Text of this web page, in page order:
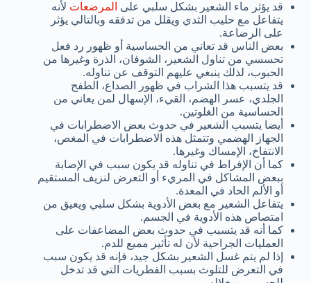
قد يؤثر ماء الشعير بشكل سلبي على المرضعات لأنه
يتفاعل مع حليب الثدي ويقلل من تدفقه وبالتالي يؤثر
على الرضاعة.
بعض الناس قد تعاني من الحساسية أو ظهور رد فعل
تحسسي من تناول الشعير، الشوفان، الذرة وغيرها من
الحبوب، لذلك ينبغي عليهم التوقف عن تناوله.
قد يتسبب هذا الشراب في ظهور الصداع، الطفح
الجلدي، عسر الهضم، القيء، الإسهال لمن يعاني من
الحساسية من الغلوتين.
أيضا يتسبب الشعير في حدوث بعض الاضطرابات في
الجهاز الهضمي وتتمثل هذه الاضطرابات في المغص،
الانتفاخ، الإمساك وغيرها.
كما أن الإفراط في تناوله قد يكون سبب في الإصابة
ببعض المشاكل في المريء أو التعرض لنزيف المستقيم
أو الألم الحاد في المعدة.
يتفاعل الشعير مع بعض الأدوية بشكل سلبي ويعيق من
امتصاص هذه الأدوية في الجسم.
كما أنه قد يتسبب في حدوث بعض المضاعفات على
العمليات الجراحية لأن له تأثير مميع للدم.
إذا لم يتم غسل الشعير بشكل جيد، فإنه قد يكون سبب
في التعرض للتلوث بسبب الفطريات التي قد تدخل